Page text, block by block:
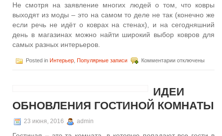
Не смотря на заявление многих людей о том, что ковры
выходят из моды – это на самом то деле не так (конечно же
если речь не идёт о коврах на стенах), и на сегодняшний
день в магазинах можно найти широкий выбор ковров для
самых разных интерьеров.
Posted in Интерьер Популярные записи Комментариик
ковёр
дома?
отключены
ИДЕИ
ОБНОВЛЕНИЯ ГОСТИНОЙ КОМНАТЫ
23 июня, 2016 admin